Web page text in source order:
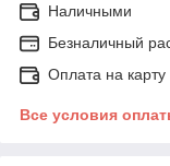
Наличными
Безналичный
Оплата на
Все условия